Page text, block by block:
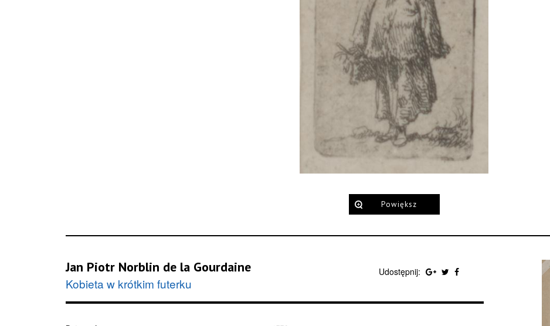
Powiększ
Jan Piotr Norblin de la Gourdaine
Kobieta w krótkim futerku
Udostępnij: